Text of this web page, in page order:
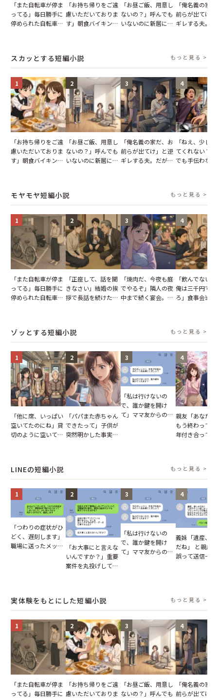
「また自転車が停ま
ってる」毎日勝手に
停められた自転車。
「お持ち帰りをご遠
慮いただいておりま
す」朝食バイキング
が一変
「お昼ご飯、用意し
ないの？」呼んでも
いないのに新居にあ
「俺名義の家
前らが出てけ
ギレする夫。
スカッとする短編小説 もっと見る >
1
「お持ち帰りをご遠
慮いただいておりま
す」朝食バイキング
が一変
2
「お昼ご飯、用意し
ないの？」呼んでも
いないのに新居にあ
3
「俺名義の家だ、お
前らが出てけ」と逆
ギレする夫。だが、
4
「ねえ、少し
てくれない？
でも手伝わな
モヤモヤ短編小説 もっと見る >
1
「また自転車が停ま
ってる」毎日勝手に
停められた自転車。
2
「正座して、話を聞
きなさい」結婚の挨
拶で長話を続けた義
3
「焼肉だ、今夜も庭
でやるぞ」隣人の夜
中まで続く宴会。我
4
「飲んでない
俺は三千円で
ろ」食事会当
ゾッとする短編小説 もっと見る >
1
「他に席、いっぱい
空いてたのにね」貸
切のように空いてる
2
「パパまた赤ちゃん
できたって」子供が
突然明かした事実。
3
「私は行けないの
で、誰か鍵を開け
て」ママ友からの
4
親友「あなた
もう終わって
年付き合って
LINEの短編小説 もっと見る >
1
「つわりの症状がひ
どく、遅刻します」
職場に送ったメッセ
2
「お大事にと言えな
いんですか？」重要
案件を丸投げして休
3
「私は行けないの
で、誰か鍵を開け
て」ママ友からの
4
義妹「遺産、
だね」 と親戚
誤って送信→夫
実体験をもとにした短編小説 もっと見る >
1
「また自転車が停ま
ってる」毎日勝手に
2
「お持ち帰りをご遠
慮いただいておりま
3
「お昼ご飯、用意し
ないの？」呼んでも
4
「俺名義の家
前らが出てけ